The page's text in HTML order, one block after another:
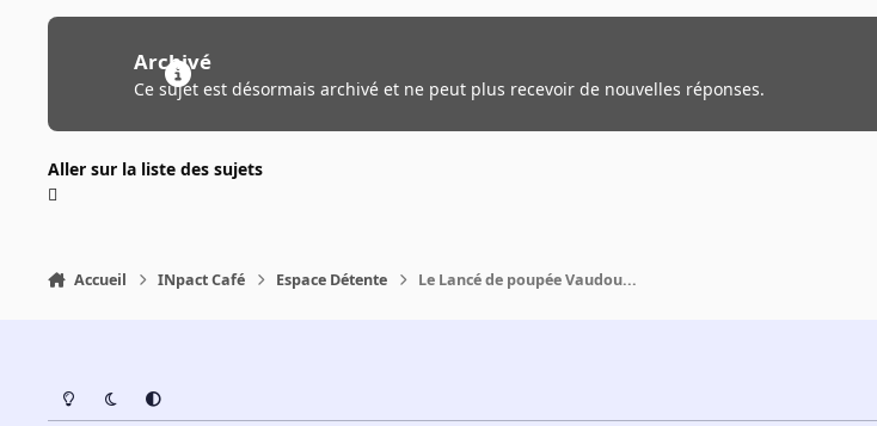
Archivé
Ce sujet est désormais archivé et ne peut plus recevoir de nouvelles réponses.
Aller sur la liste des sujets
Accueil INpact Café Espace Détente Le Lancé de poupée Vaudou...
Light ModeDark ModeSystem Preference